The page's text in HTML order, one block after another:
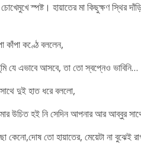
স্পষ্ট। হায়াতের মা কিছুক্ষণ স্থির
কাঁপা কণ্ঠে বললেন,
যে এভাবে আসবে, তা তো স্বপ্নেও ভাবিনি…
দুই হাত ধরে বললো,
উচিত হই নি সেদিন আপনার আর আব্বুর
কেনো,দোষ তো হায়াতের, মেয়েটা না বুঝেই